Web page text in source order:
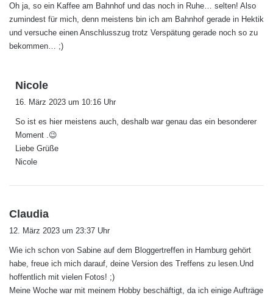
t
Oh ja, so ein Kaffee am Bahnhof und das noch in Ruhe… selten! Also
zumindest für mich, denn meistens bin ich am Bahnhof gerade in Hektik
und versuche einen Anschlusszug trotz Verspätung gerade noch so zu
bekommen… ;)
Nicole
t
:
16. März 2023 um 10:16 Uhr
So ist es hier meistens auch, deshalb war genau das ein besonderer
Moment .😉
Liebe Grüße
Nicole
Claudia
t
12. März 2023 um 23:37 Uhr
Wie ich schon von Sabine auf dem Bloggertreffen in Hamburg gehört
habe, freue ich mich darauf, deine Version des Treffens zu lesen.Und
hoffentlich mit vielen Fotos! ;)
Meine Woche war mit meinem Hobby beschäftigt, da ich einige Aufträge